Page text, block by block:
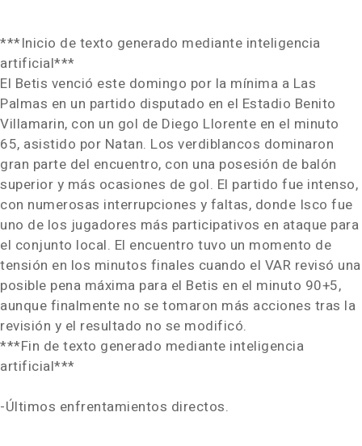
***Inicio de texto generado mediante inteligencia
artificial***
El Betis venció este domingo por la mínima a Las
Palmas en un partido disputado en el Estadio Benito
Villamarin, con un gol de Diego Llorente en el minuto
65, asistido por Natan. Los verdiblancos dominaron
gran parte del encuentro, con una posesión de balón
superior y más ocasiones de gol. El partido fue intenso,
con numerosas interrupciones y faltas, donde Isco fue
uno de los jugadores más participativos en ataque para
el conjunto local. El encuentro tuvo un momento de
tensión en los minutos finales cuando el VAR revisó una
posible pena máxima para el Betis en el minuto 90+5,
aunque finalmente no se tomaron más acciones tras la
revisión y el resultado no se modificó.
***Fin de texto generado mediante inteligencia
artificial***
-Últimos enfrentamientos directos.